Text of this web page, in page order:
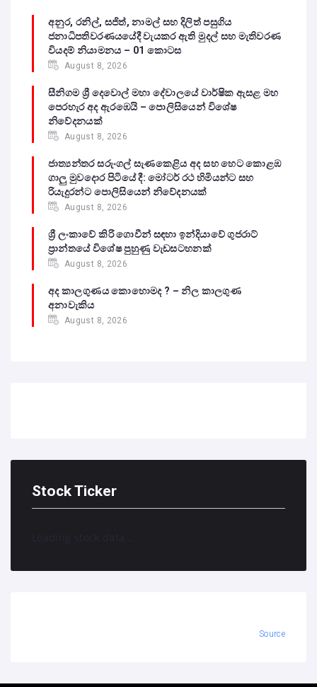
අනුර, රනිල්, සජිත්, නාමල් සහ දිලිත් පසුගිය
ජනාධිපතිවරණයයේදී වැයකර ඇති මුදල් සහ මැතිවරණ
වියදම් නියාමනය – 01 කොටස
August 8, 2026
සීනිගම ශ්‍රී දෙවොල් මහා දේවාලයේ වාර්ෂික ඇසළ මහ
පෙරහැර අද ඇරඹෙයි – පොලිසියෙන් විශේෂ
නිවේදනයක්
August 8, 2026
ජාත්‍යන්තර සරුංගල් සැණකෙළිය අද සහ හෙට කොළඹ
ගාලු මුවදොර පිටියේ දී: මෝටර් රථ හිමියන්ට සහ
රියැදුරන්ට පොලිසියෙන් නිවේදනයක්
August 8, 2026
ශ්‍රී ලංකාවේ කිරි ගොවීන් සඳහා ඉන්දියාවේ ගුජරාට්
ප්‍රාන්තයේ විශේෂ පුහුණු වැඩසටහනක්
August 8, 2026
අද කාලගුණය කොහොමද ? – නිල කාලගුණ
අනාවැකිය
August 8, 2026
Stock Ticker
Loading stock data...
Source